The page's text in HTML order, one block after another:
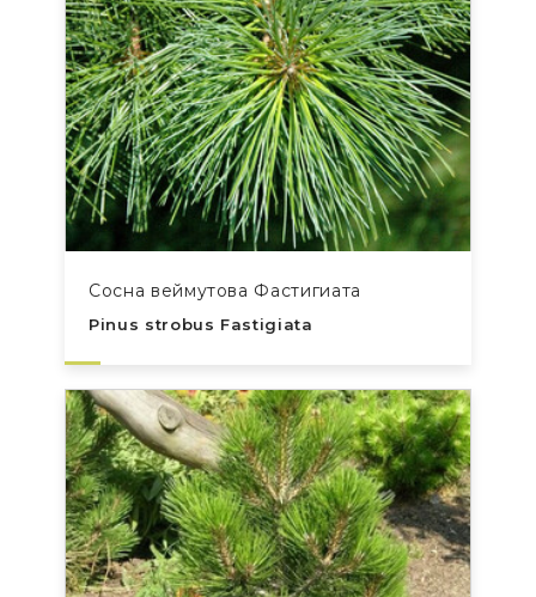
Сосна веймутова Фастигиата
Pinus strobus Fastigiata